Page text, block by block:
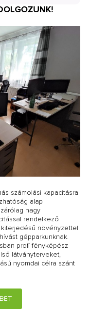
számolási kapacitásra
alap
nagy
rendelkező
növényzettel
gépparkunknak.
profi fényképész
látványterveket,
nyomdai célra szánt